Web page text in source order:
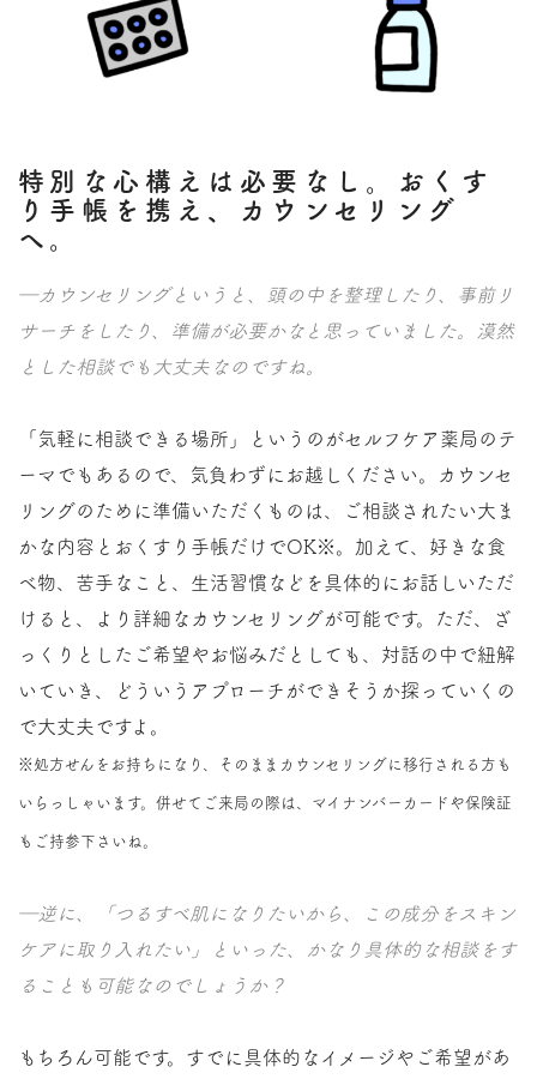
特別な心構えは必要なし。おくす
り手帳を携え、カウンセリング
へ。
―カウンセリングというと、頭の中を整理したり、事前リ
サーチをしたり、準備が必要かなと思っていました。漠然
とした相談でも大丈夫なのですね。
「気軽に相談できる場所」というのがセルフケア薬局のテ
ーマでもあるので、気負わずにお越しください。カウンセ
リングのために準備いただくものは、ご相談されたい大ま
かな内容とおくすり手帳だけでOK※。加えて、好きな食
べ物、苦手なこと、生活習慣などを具体的にお話しいただ
けると、より詳細なカウンセリングが可能です。ただ、ざ
っくりとしたご希望やお悩みだとしても、対話の中で紐解
いていき、どういうアプローチができそうか探っていくの
で大丈夫ですよ。
※処方せんをお持ちになり、そのままカウンセリングに移行される方も
いらっしゃいます。併せてご来局の際は、マイナンバーカードや保険証
もご持参下さいね。
―逆に、「つるすべ肌になりたいから、この成分をスキン
ケアに取り入れたい」といった、かなり具体的な相談をす
ることも可能なのでしょうか？
もちろん可能です。すでに具体的なイメージやご希望があ